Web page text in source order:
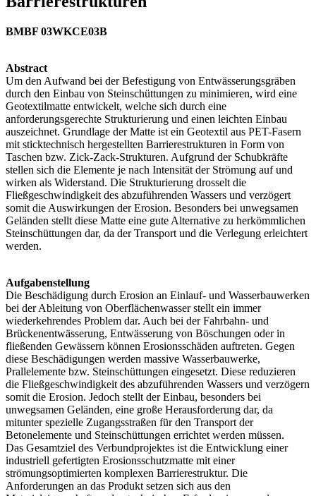
BMBF 03WKCE03B
Abstract
Um den Aufwand bei der Befestigung von Entwässerungsgräben
durch den Einbau von Steinschüttungen zu minimieren, wird eine
Geotextilmatte entwickelt, welche sich durch eine
anforderungsgerechte Strukturierung und einen leichten Einbau
auszeichnet. Grundlage der Matte ist ein Geotextil aus PET-Fasern
mit sticktechnisch hergestellten Barrierestrukturen in Form von
Taschen bzw. Zick-Zack-Strukturen. Aufgrund der Schubkräfte
stellen sich die Elemente je nach Intensität der Strömung auf und
wirken als Widerstand. Die Strukturierung drosselt die
Fließgeschwindigkeit des abzuführenden Wassers und verzögert
somit die Auswirkungen der Erosion. Besonders bei unwegsamen
Geländen stellt diese Matte eine gute Alternative zu herkömmlichen
Steinschüttungen dar, da der Transport und die Verlegung erleichtert
werden.
Aufgabenstellung
Die Beschädigung durch Erosion an Einlauf- und Wasserbauwerken
bei der Ableitung von Oberflächenwasser stellt ein immer
wiederkehrendes Problem dar. Auch bei der Fahrbahn- und
Brückenentwässerung, Entwässerung von Böschungen oder in
fließenden Gewässern können Erosionsschäden auftreten. Gegen
diese Beschädigungen werden massive Wasserbauwerke,
Prallelemente bzw. Steinschüttungen eingesetzt. Diese reduzieren
die Fließgeschwindigkeit des abzuführenden Wassers und verzögern
somit die Erosion. Jedoch stellt der Einbau, besonders bei
unwegsamen Geländen, eine große Herausforderung dar, da
mitunter spezielle Zugangsstraßen für den Transport der
Betonelemente und Steinschüttungen errichtet werden müssen.
Das Gesamtziel des Verbundprojektes ist die Entwicklung einer
industriell gefertigten Erosionsschutzmatte mit einer
strömungsoptimierten komplexen Barrierestruktur. Die
Anforderungen an das Produkt setzen sich aus den